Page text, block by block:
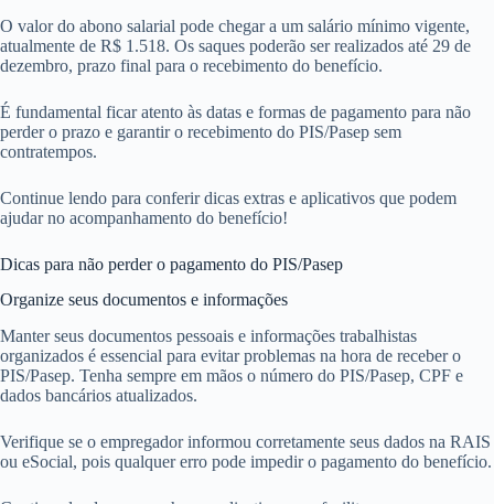
O valor do abono salarial pode chegar a um salário mínimo vigente,
atualmente de R$ 1.518. Os saques poderão ser realizados até 29 de
dezembro, prazo final para o recebimento do benefício.
É fundamental ficar atento às datas e formas de pagamento para não
perder o prazo e garantir o recebimento do PIS/Pasep sem
contratempos.
Continue lendo para conferir dicas extras e aplicativos que podem
ajudar no acompanhamento do benefício!
Dicas para não perder o pagamento do PIS/Pasep
Organize seus documentos e informações
Manter seus documentos pessoais e informações trabalhistas
organizados é essencial para evitar problemas na hora de receber o
PIS/Pasep. Tenha sempre em mãos o número do PIS/Pasep, CPF e
dados bancários atualizados.
Verifique se o empregador informou corretamente seus dados na RAIS
ou eSocial, pois qualquer erro pode impedir o pagamento do benefício.